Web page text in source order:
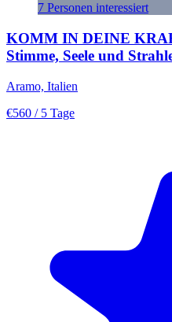
7 Personen interessiert
KOMM IN DEINE
Stimme, Seele und
Aramo, Italien
€560 / 5 Tage